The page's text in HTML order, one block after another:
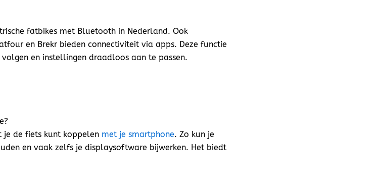
fatbikes met Bluetooth in Nederland. Ook
en Brekr bieden connectiviteit via apps. Deze functie
en instellingen draadloos aan te passen.
de fiets kunt koppelen met je smartphone. Zo kun je
en vaak zelfs je displaysoftware bijwerken. Het biedt